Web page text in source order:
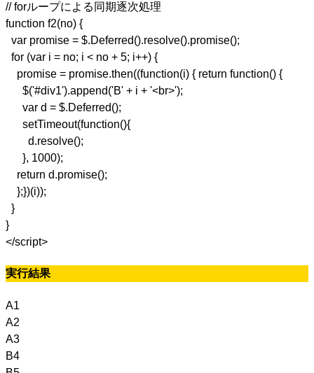
// forループによる同期逐次処理
function f2(no) {
var promise = $.Deferred().resolve().promise();
for (var i = no; i < no + 5; i++) {
promise = promise.then((function(i) { return function() {
$('#div1').append('B' + i + '<br>');
var d = $.Deferred();
setTimeout(function(){
d.resolve();
}, 1000);
return d.promise();
};})(i));
}
}
</script>
実行結果
A1
A2
A3
B4